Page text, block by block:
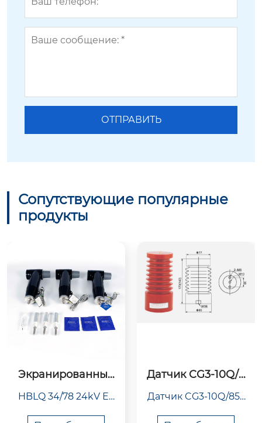
Сопутствующие популярные
продукты
Экранированный
щитный разрядн
HBLQ 34/78 24kV Ев
Датчик CG3-10Q/8
сокогорный тип)
Датчик CG3-10Q/85×